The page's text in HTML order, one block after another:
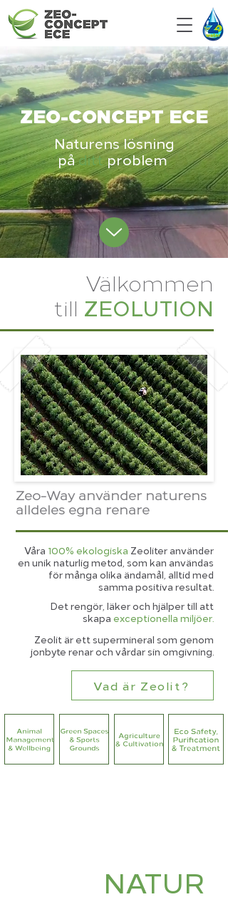
ZEO-CONCEPT ECE
Naturens lösning
pådittproblem
Välkommen
till ZEOLUTION
Zeo-Way använder naturens
alldeles egna renare
Våra 100% ekologiska Zeoliter använder
en unik naturlig metod, som kan användas
för många olika ändamål, alltid med
samma positiva resultat.
Det rengör, läker och hjälper till att
skapa exceptionella miljöer.
Zeolit är ett supermineral som genom
jonbyte renar och vårdar sin omgivning.
Vad är Zeolit?
NATUR